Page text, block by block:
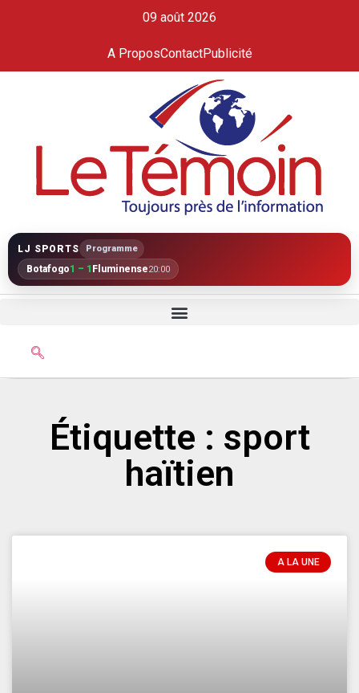
09 août 2026
A ProposContactPublicité
LJ SPORTS Programme
Botafogo1 – 1 Fluminense20:00
Étiquette : sport
haïtien
A LA UNE